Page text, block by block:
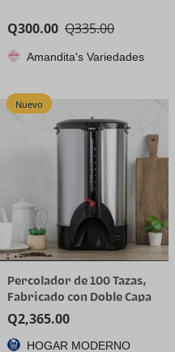
Q335.00
Q300.00
Amandita's Variedades
Nuevo
Percolador de 100 Tazas,
Fabricado con Doble Capa
de Acero Inoxidable
Q2,365.00
HOGAR MODERNO